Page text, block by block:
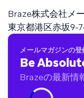
Braze株式会社メー
東京都港区赤坂9-
メールマガジンの登
Be
Brazeの最新情